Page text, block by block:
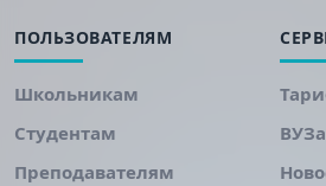
ПОЛЬЗОВАТЕЛЯМ
Школьникам
Студентам
Преподавателям